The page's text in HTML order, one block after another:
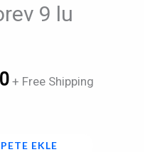
9 lu
+ Free Shipping
EKLE